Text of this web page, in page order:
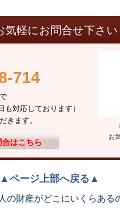
気軽にお問合せ下さい
お
714
事務所まで
も対応しております）
きます。
はこちら
▲ページ上部へ戻る▲
の財産がどこにいくらある